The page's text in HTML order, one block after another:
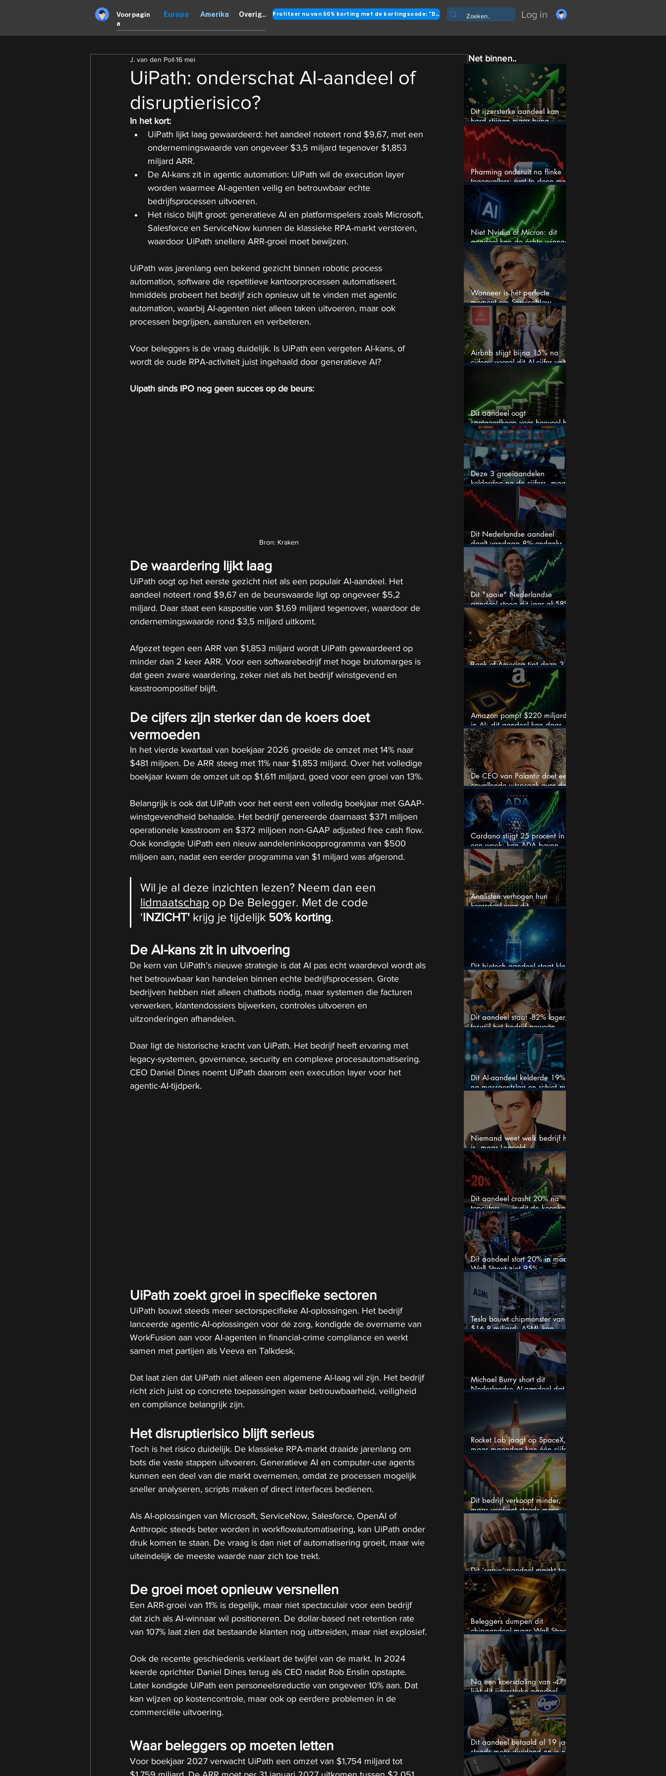
Voorpagin
a
Europa Amerika Overig.. Profiteer nu van 50% korting met de kortingscode: "DANK" Log in
UiPath: onderschat AI-aandeel of
disruptierisico?
J. van den Poll 16 mei
In het kort:
UiPath lijkt laag gewaardeerd: het aandeel noteert rond $9,67, met een
ondernemingswaarde van ongeveer $3,5 miljard tegenover $1,853
miljard ARR.
De AI-kans zit in agentic automation: UiPath wil de execution layer
worden waarmee AI-agenten veilig en betrouwbaar echte
bedrijfsprocessen uitvoeren.
Het risico blijft groot: generatieve AI en platformspelers zoals Microsoft,
Salesforce en ServiceNow kunnen de klassieke RPA-markt verstoren,
waardoor UiPath snellere ARR-groei moet bewijzen.
UiPath was jarenlang een bekend gezicht binnen robotic process
automation, software die repetitieve kantoorprocessen automatiseert.
Inmiddels probeert het bedrijf zich opnieuw uit te vinden met agentic
automation, waarbij AI-agenten niet alleen taken uitvoeren, maar ook
processen begrijpen, aansturen en verbeteren.
Voor beleggers is de vraag duidelijk. Is UiPath een vergeten AI-kans, of
wordt de oude RPA-activiteit juist ingehaald door generatieve AI?
Uipath sinds IPO nog geen succes op de beurs:
Bron: Kraken
De waardering lijkt laag
UiPath oogt op het eerste gezicht niet als een populair AI-aandeel. Het
aandeel noteert rond $9,67 en de beurswaarde ligt op ongeveer $5,2
miljard. Daar staat een kaspositie van $1,69 miljard tegenover, waardoor de
ondernemingswaarde rond $3,5 miljard uitkomt.
Afgezet tegen een ARR van $1,853 miljard wordt UiPath gewaardeerd op
minder dan 2 keer ARR. Voor een softwarebedrijf met hoge brutomarges is
dat geen zware waardering, zeker niet als het bedrijf winstgevend en
kasstroompositief blijft.
De cijfers zijn sterker dan de koers doet
vermoeden
In het vierde kwartaal van boekjaar 2026 groeide de omzet met 14% naar
$481 miljoen. De ARR steeg met 11% naar $1,853 miljard. Over het volledige
boekjaar kwam de omzet uit op $1,611 miljard, goed voor een groei van 13%.
Belangrijk is ook dat UiPath voor het eerst een volledig boekjaar met GAAP-
winstgevendheid behaalde. Het bedrijf genereerde daarnaast $371 miljoen
operationele kasstroom en $372 miljoen non-GAAP adjusted free cash flow.
Ook kondigde UiPath een nieuw aandeleninkoopprogramma van $500
miljoen aan, nadat een eerder programma van $1 miljard was afgerond.
Wil je al deze inzichten lezen? Neem dan een
lidmaatschap op De Belegger. Met de code
'INZICHT' krijg je tijdelijk 50% korting.
De AI-kans zit in uitvoering
De kern van UiPath’s nieuwe strategie is dat AI pas echt waardevol wordt als
het betrouwbaar kan handelen binnen echte bedrijfsprocessen. Grote
bedrijven hebben niet alleen chatbots nodig, maar systemen die facturen
verwerken, klantendossiers bijwerken, controles uitvoeren en
uitzonderingen afhandelen.
Daar ligt de historische kracht van UiPath. Het bedrijf heeft ervaring met
legacy-systemen, governance, security en complexe procesautomatisering.
CEO Daniel Dines noemt UiPath daarom een execution layer voor het
agentic-AI-tijdperk.
UiPath zoekt groei in specifieke sectoren
UiPath bouwt steeds meer sectorspecifieke AI-oplossingen. Het bedrijf
lanceerde agentic-AI-oplossingen voor de zorg, kondigde de overname van
WorkFusion aan voor AI-agenten in financial-crime compliance en werkt
samen met partijen als Veeva en Talkdesk.
Dat laat zien dat UiPath niet alleen een algemene AI-laag wil zijn. Het bedrijf
richt zich juist op concrete toepassingen waar betrouwbaarheid, veiligheid
en compliance belangrijk zijn.
Het disruptierisico blijft serieus
Toch is het risico duidelijk. De klassieke RPA-markt draaide jarenlang om
bots die vaste stappen uitvoeren. Generatieve AI en computer-use agents
kunnen een deel van die markt overnemen, omdat ze processen mogelijk
sneller analyseren, scripts maken of direct interfaces bedienen.
Als AI-oplossingen van Microsoft, ServiceNow, Salesforce, OpenAI of
Anthropic steeds beter worden in workflowautomatisering, kan UiPath onder
druk komen te staan. De vraag is dan niet of automatisering groeit, maar wie
uiteindelijk de meeste waarde naar zich toe trekt.
De groei moet opnieuw versnellen
Een ARR-groei van 11% is degelijk, maar niet spectaculair voor een bedrijf
dat zich als AI-winnaar wil positioneren. De dollar-based net retention rate
van 107% laat zien dat bestaande klanten nog uitbreiden, maar niet explosief.
Ook de recente geschiedenis verklaart de twijfel van de markt. In 2024
keerde oprichter Daniel Dines terug als CEO nadat Rob Enslin opstapte.
Later kondigde UiPath een personeelsreductie van ongeveer 10% aan. Dat
kan wijzen op kostencontrole, maar ook op eerdere problemen in de
commerciële uitvoering.
Waar beleggers op moeten letten
Voor boekjaar 2027 verwacht UiPath een omzet van $1,754 miljard tot
Net binnen..
Dit ijzersterke aandeel kan
hard stijgen maar bijna
niemand kijkt
Pharming onderuit na flinke
tegenvallers: wat te doen met
het aandeel?
Niet Nvidia of Micron: dit
aandeel kan de échte winnaar
van de AI-race worden
Wanneer is hét perfecte
moment om ServiceNow
aandelen te kopen?
Airbnb stijgt bijna 15% na
cijfers: vooral dit AI-cijfer valt
Dit aandeel oogt
spotgoedkoop voor hoeveel het
kan stijgen
Deze 3 groeiaandelen
kelderden na de cijfers, maar
één is mijn duidelijke favoriet
Dit Nederlandse aandeel
daalt vandaag 8% ondanks
zeer sterke halfjaarcijfers en
positieve analistenadviezen:
mooie koopkans?
Dit "saaie" Nederlandse
aandeel steeg dit jaar al 58%
en wordt volgens analisten
onderschat
Bank of America tipt deze 3
chipaandelen
Amazon pompt $220 miljard
in AI: dit aandeel kan daar
explosief van profiteren
De CEO van Palantir doet een
opvallende uitspraak over de
beurs
Cardano stijgt 25 procent in
een week: kan ADA boven
$0,20 blijven?
Analisten verhogen hun
koersdoel voor dit
Nederlandse aandeel — maar
is het al te laat om in te
stappen?
Dit biotech aandeel staat klaar
voor een flinke rally
Dit aandeel staat -82% lager,
terwijl het bedrijf gewoon
groeit
Dit AI-aandeel kelderde 19%
na massaontslag en schiet nu
15% omhoog
Niemand weet welk bedrijf het
is, maar Leopold
Aschenbrenner zet er nu $500
miljoen op
Dit aandeel crasht 20% na
topcijfers — is dit de koopkans
waar beleggers op wachtten?
Dit aandeel stort 20% in maar
Wall Street ziet 95%
koerspotentieel
Tesla bouwt chipmonster van
$16,8 miljard: ASML kan
grote winnaar worden
Michael Burry short dit
Nederlandse AI-aandeel dat
maar liefst 684% groeit
Rocket Lab jaagt op SpaceX,
maar maandag kan één cijfer
de droom doorprikken?
Dit bedrijf verkoopt minder,
maar verdient steeds meer —
hoe lang kan dit sprookje
doorgaan?
Dit ‘saaie’ aandeel maakt toch
bizar veel winst
Beleggers dumpen dit
chipaandeel maar Wall Street
ziet een zeldzame koopkans
Na een koersdaling van -47%
lijkt dit ijzersterke aandeel
aantrekkelijker dan ooit
Dit aandeel betaald al 19 jaar
steeds meer dividend en is nu
goedkoop